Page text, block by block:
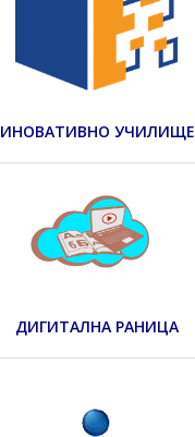
ИНОВАТИВНО УЧИЛИЩЕ
ДИГИТАЛНА РАНИЦА